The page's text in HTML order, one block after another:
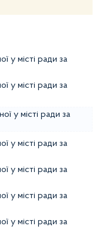
у місті ради за
у місті ради за
у місті ради за
у місті ради за
у місті ради за
у місті ради за
у місті ради за